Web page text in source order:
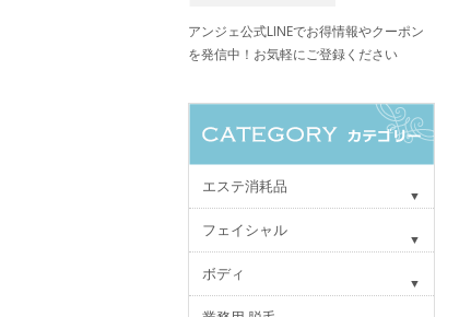
アンジェ公式LINEでお得情報やクーポン
を発信中！お気軽にご登録ください
エステ消耗品
フェイシャル
ボディ